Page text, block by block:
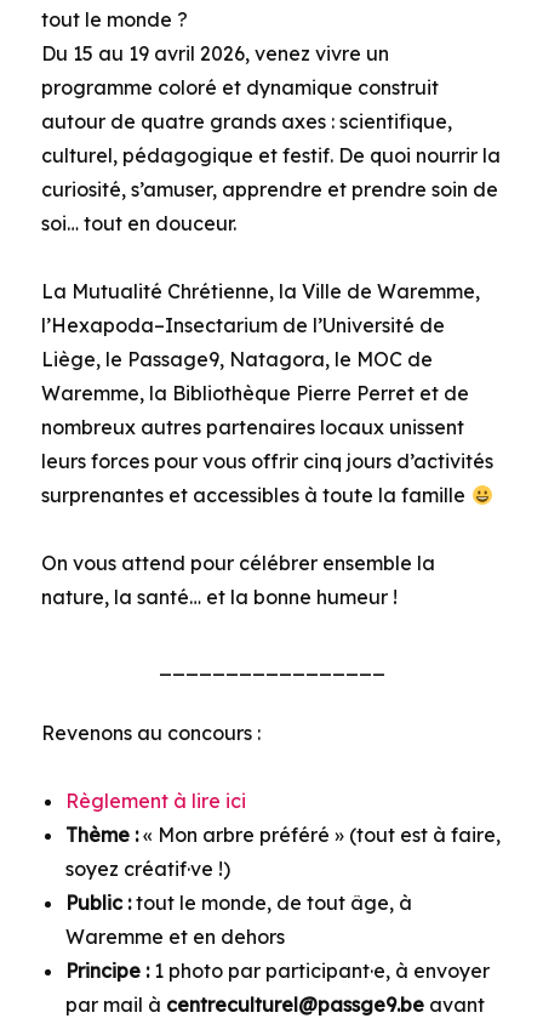
tout le monde ?
Du 15 au 19 avril 2026, venez vivre un
programme coloré et dynamique construit
autour de quatre grands axes : scientifique,
culturel, pédagogique et festif. De quoi nourrir la
curiosité, s’amuser, apprendre et prendre soin de
soi… tout en douceur.
La Mutualité Chrétienne, la Ville de Waremme,
l’Hexapoda–Insectarium de l’Université de
Liège, le Passage9, Natagora, le MOC de
Waremme, la Bibliothèque Pierre Perret et de
nombreux autres partenaires locaux unissent
leurs forces pour vous offrir cinq jours d’activités
surprenantes et accessibles à toute la famille
On vous attend pour célébrer ensemble la
nature, la santé… et la bonne humeur !
Revenons au concours :
Règlement à lire ici
Thème :« Mon arbre préféré » (tout est à faire,
soyez créatif·ve !)
Public :tout le monde, de tout âge, à
Waremme et en dehors
Principe :1 photo par participant·e, à envoyer
par mail à centreculturel@passge9.be avant